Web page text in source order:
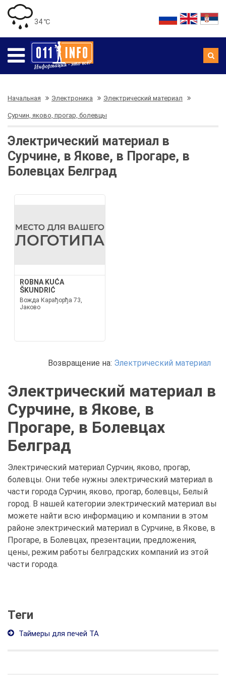
34 ℃
Начальная Электроника Электрический материал
Сурчин, яково, прогар, болевцы
Электрический материал в
Сурчине, в Якове, в Прогаре, в
Болевцах Белград
ROBNA KUĆA
ŠKUNDRIĆ
Вожда Карађорђа 73,
Јаково
Возвращение на: Электрический материал
Электрический материал в
Сурчине, в Якове, в
Прогаре, в Болевцах
Белград
Электрический материал Сурчин, яково, прогар,
болевцы. Они тебе нужны электрический материал в
части города Сурчин, яково, прогар, болевцы, Белый
город. В нашей категории электрический материал вы
можете найти всю информацию и компании в этом
районе электрический материал в Сурчине, в Якове, в
Прогаре, в Болевцах, презентации, предложения,
цены, режим работы белградских компаний из этой
части города.
Теги
Таймеры для печей ТА